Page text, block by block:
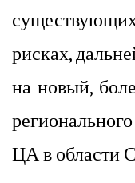
рисках,
на новый,
ЦА в области